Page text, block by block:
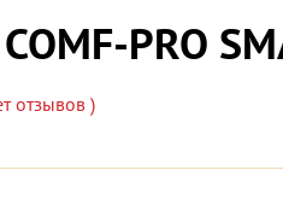
PRO
отзывов)